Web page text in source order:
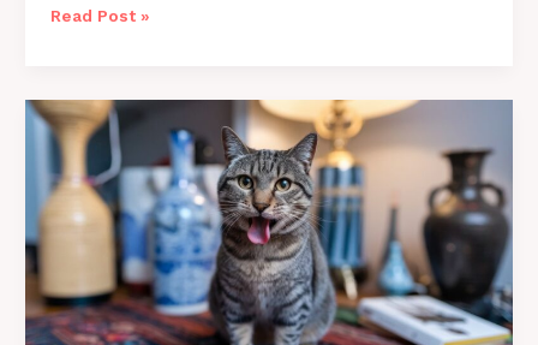
Mon
:
Solutions
Conseils
2026
Read Post »